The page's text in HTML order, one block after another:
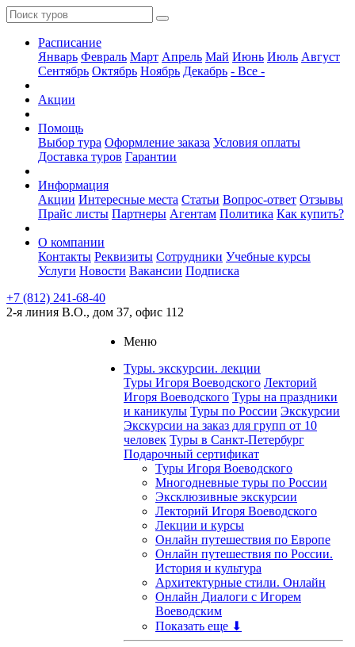
Расписание
Январь Февраль Март Апрель Май Июнь Июль Август
Сентябрь Октябрь Ноябрь Декабрь - Все -
Акции
Помощь
Выбор тура Оформление заказа Условия оплаты
Доставка туров Гарантии
Информация
Акции Интересные места Статьи Вопрос-ответ Отзывы
Прайс листы Партнеры Агентам Политика Как купить?
О компании
Контакты Реквизиты Сотрудники Учебные курсы
Услуги Новости Вакансии Подписка
+7 (812) 241-68-40
2-я линия В.О., дом 37, офис 112
Меню
Туры. экскурсии. лекции
Туры Игоря Воеводского Лекторий
Игоря Воеводского Туры на праздники
и каникулы Туры по России Экскурсии
Экскурсии на заказ для групп от 10
человек Туры в Санкт-Петербург
Подарочный сертификат
Туры Игоря Воеводского
Многодневные туры по России
Эксклюзивные экскурсии
Лекторий Игоря Воеводского
Лекции и курсы
Онлайн путешествия по Европе
Онлайн путешествия по России.
История и культура
Архитектурные стили. Онлайн
Онлайн Диалоги с Игорем
Воеводским
Показать еще ⬇